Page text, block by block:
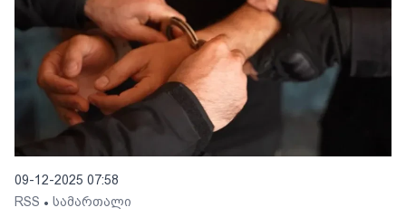
09-12-2025 07:58
RSS • სამართალი